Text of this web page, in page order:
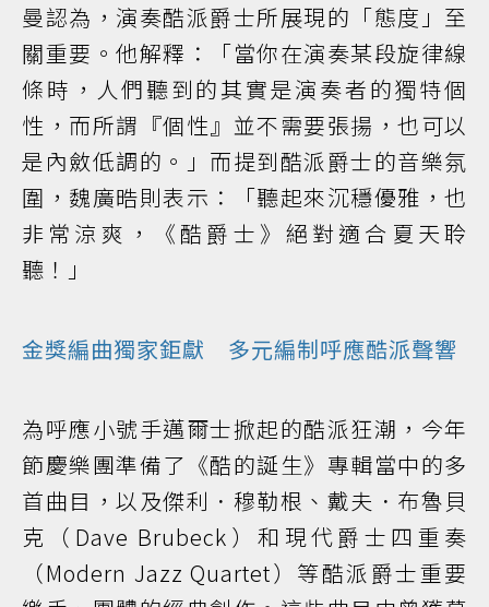
曼認為，演奏酷派爵士所展現的「態度」至
關重要。他解釋：「當你在演奏某段旋律線
條時，人們聽到的其實是演奏者的獨特個
性，而所謂『個性』並不需要張揚，也可以
是內斂低調的。」而提到酷派爵士的音樂氛
圍，魏廣晧則表示：「聽起來沉穩優雅，也
非常涼爽，《酷爵士》絕對適合夏天聆
聽！」
金獎編曲獨家鉅獻 多元編制呼應酷派聲響
為呼應小號手邁爾士掀起的酷派狂潮，今年
節慶樂團準備了《酷的誕生》專輯當中的多
首曲目，以及傑利．穆勒根、戴夫．布魯貝
克（Dave Brubeck）和現代爵士四重奏
（Modern Jazz Quartet）等酷派爵士重要